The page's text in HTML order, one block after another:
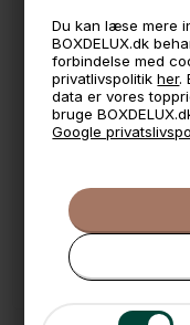
Du kan læse mere
BOXDELUX.dk
forbindelse med
privatlivspolitikher.
data er vores
bruge
Google
🕚 Bestil inden 11 & vi
🧺 Kan du lægge
🌟 4,9 med over
💳 Betal med
📱 Kundeservice
Kundeservice